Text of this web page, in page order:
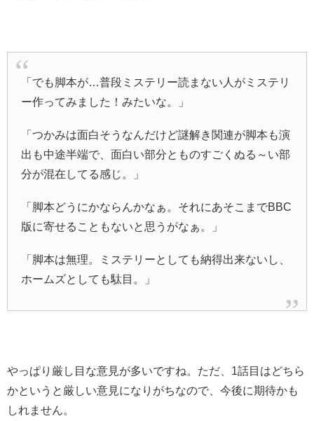
「でも脚本が…普段ミステリー読まない人がミステリ
ー作ってみました！みたいな。」
「つかみは面白そうなんだけど謎解き関連が脚本も演
出も中途半端で、面白い部分とものすごくぬる～い部
分が混在してる感じ。」
「脚本どうにかならんかなぁ。それにあそこまでBBC
版に寄せることもないと思うがなぁ。」
「脚本は無理。ミステリーとしても納得出来ないし、
ホームズとしても駄目。」
やっぱり厳し目な意見が多いですね。ただ、1話目はどちら
かというと厳しい意見になりがちなので、今後に期待かも
しれません。